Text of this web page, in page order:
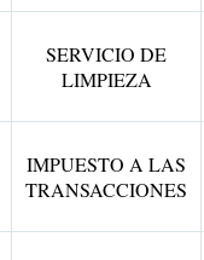
SERVICIO DE
LIMPIEZA
IMPUESTO A LAS
TRANSACCIONES